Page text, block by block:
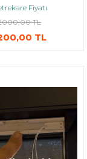
Fiyatı
TL
TL